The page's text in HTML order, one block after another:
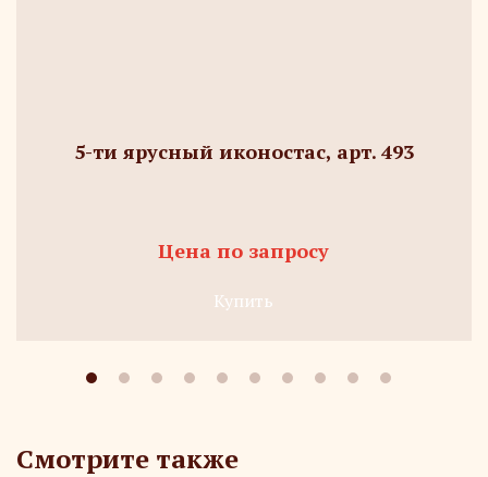
5-ти ярусный иконостас, арт. 493
Цена по запросу
Купить
Смотрите также